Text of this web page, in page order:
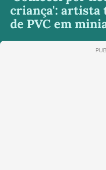
criança': artista
de PVC em